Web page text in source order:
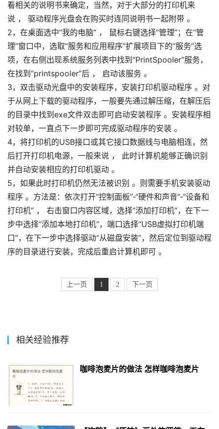
看相关的说明书来确定，当然，对于大部分的打印机来
说 ， 驱动程序光盘会在购买时连同说明书一起附带 。
2，在桌面选中“我的电脑” ， 鼠标右键选择“管理”；在“管
理”窗口中，选取“服务和应用程序”扩展项目下的“服务”选
项，在右侧出现系统服务列表中找到“PrintSpooler”服务，
在找到“printspooler”后 ， 启动该服务 。
3，双击驱动光盘中的安装程序，安装打印机驱动程序 。对
于从网上下载的驱动程序，一般要先通过解压缩，在解压后
的目录中找到exe文件双击即可启动安装程序 。安装程序相
对较单，一直点下一步即可完成驱动程序的安装 。
4，将打印机的USB接口或其它接口数据线与电脑相连，然
后打开打印机电源，一般来说 ， 此时计算机能够正确识别
并自动安装相应的打印机驱动 。
5，如果此时打印机仍然无法被识别 。则需要手机安装驱动
程序 。方法是：依次打开“控制面板”-“硬件和声音”-“设备和
打印机” ， 右击窗口内容区域，选择“添加打印机”，在下一
步中选择“添加本地打印机”，端口选择“USB虚拟打印机端
口”，在下一步中选择驱动“从磁盘安装”，然后定位到驱动程
序的目录进行安装，完成后重启计算机即可 。
上一页 1 2 下一页
相关经验推荐
咖啡泡麦片的做法 怎样咖啡泡麦片